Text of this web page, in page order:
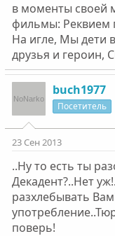
в моменты своей
фильмы: Реквием
На игле, Мы дети
друзья и героин,
buch1977
Посетитель
23 Сен 2013
..Ну то есть ты
Декадент?..Нет
разхлебывать
поверь!